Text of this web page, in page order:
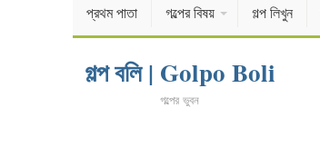
প্রথম পাতা গল্পের বিষয় গল্প লিখুন
গল্প বলি | Golpo Boli
গল্পের ভুবন